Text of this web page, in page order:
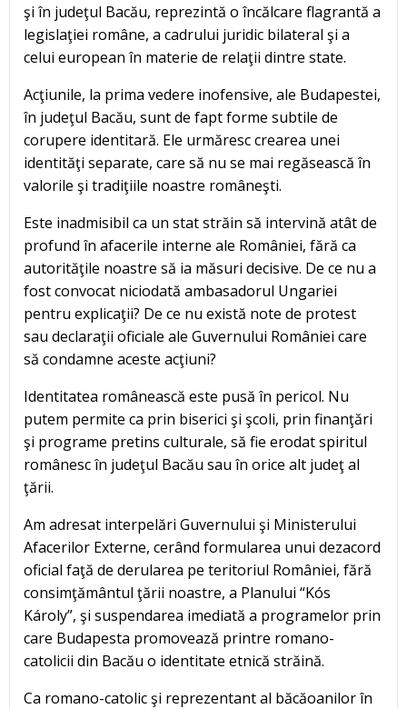
şi în judeţul Bacău, reprezintă o încălcare flagrantă a
legislaţiei române, a cadrului juridic bilateral şi a
celui european în materie de relaţii dintre state.
Acţiunile, la prima vedere inofensive, ale Budapestei,
în judeţul Bacău, sunt de fapt forme subtile de
corupere identitară. Ele urmăresc crearea unei
identităţi separate, care să nu se mai regăsească în
valorile şi tradiţiile noastre româneşti.
Este inadmisibil ca un stat străin să intervină atât de
profund în afacerile interne ale României, fără ca
autorităţile noastre să ia măsuri decisive. De ce nu a
fost convocat niciodată ambasadorul Ungariei
pentru explicaţii? De ce nu există note de protest
sau declaraţii oficiale ale Guvernului României care
să condamne aceste acţiuni?
Identitatea românească este pusă în pericol. Nu
putem permite ca prin biserici şi şcoli, prin finanţări
şi programe pretins culturale, să fie erodat spiritul
românesc în judeţul Bacău sau în orice alt judeţ al
ţării.
Am adresat interpelări Guvernului şi Ministerului
Afacerilor Externe, cerând formularea unui dezacord
oficial faţă de derularea pe teritoriul României, fără
consimţământul ţării noastre, a Planului “Kós
Károly”, şi suspendarea imediată a programelor prin
care Budapesta promovează printre romano-
catolicii din Bacău o identitate etnică străină.
Ca romano-catolic şi reprezentant al băcăoanilor în